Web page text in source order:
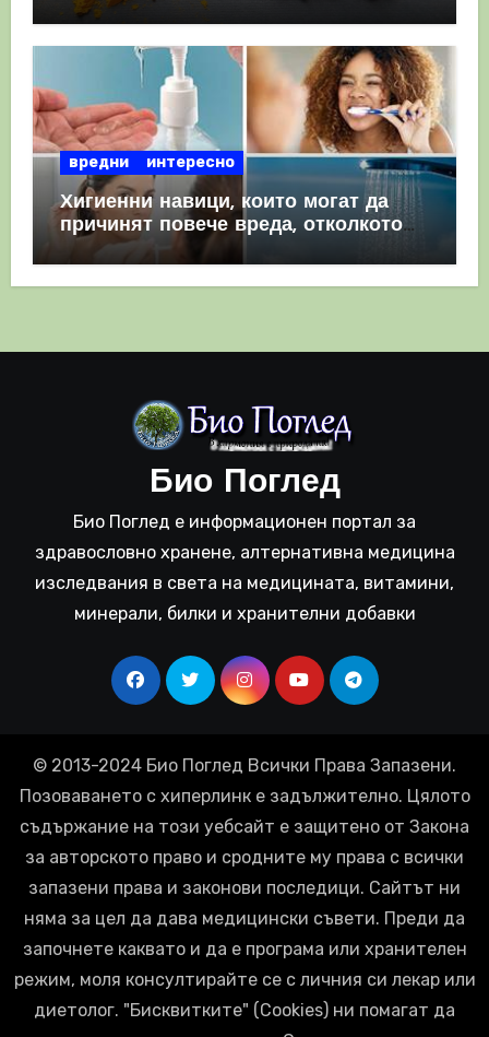
комбинация
вредни интересно
Хигиенни навици, които могат да
причинят повече вреда, отколкото
полза
Био Поглед
Био Поглед е информационен портал за
здравословно хранене, алтернативна медицина
изследвания в света на медицината, витамини,
минерали, билки и хранителни добавки
© 2013-2024 Био Поглед Всички Права Запазени.
Позоваването с хиперлинк е задължително. Цялото
съдържание на този уебсайт е защитено от Закона
за авторското право и сродните му права с всички
запазени права и законови последици. Сайтът ни
няма за цел да дава медицински съвети. Преди да
започнете каквато и да е програма или хранителен
режим, моля консултирайте се с личния си лекар или
диетолог. "Бисквитките" (Cookies) ни помагат да